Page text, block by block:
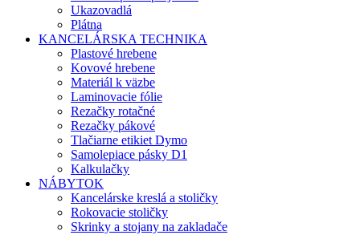
Ukazovadlá
Plátna
KANCELÁRSKA TECHNIKA
Plastové hrebene
Kovové hrebene
Materiál k väzbe
Laminovacie fólie
Rezačky rotačné
Rezačky pákové
Tlačiarne etikiet Dymo
Samolepiace pásky D1
Kalkulačky
NÁBYTOK
Kancelárske kreslá a stoličky
Rokovacie stoličky
Skrinky a stojany na zakladače